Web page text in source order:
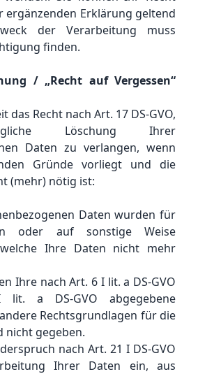
ergänzenden Erklärung geltend
der Verarbeitung muss
finden.
/ „Recht auf Vergessen“
das Recht nach Art. 17 DS-GVO,
Löschung Ihrer
Daten zu verlangen, wenn
Gründe vorliegt und die
(mehr) nötig ist:
Daten wurden für
oder auf sonstige Weise
Ihre Daten nicht mehr
nach Art. 6 I lit. a DS-GVO
a DS-GVO abgegebene
Rechtsgrundlagen für die
nicht gegeben.
nach Art. 21 I DS-GVO
Ihrer Daten ein, aus